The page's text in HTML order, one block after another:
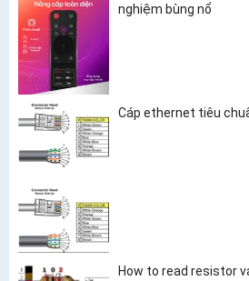
nghiệm bùng nổ
Cáp ethernet tiêu
How to read resistor